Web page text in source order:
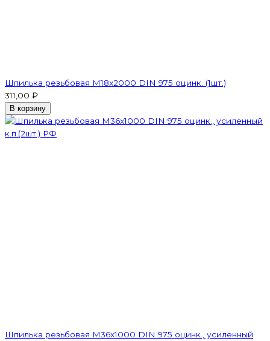
Шпилька резьбовая M18x2000 DIN 975 оцинк. (1шт.)
311,00 ₽
В корзину
Шпилька резьбовая M36x1000 DIN 975 оцинк., усиленный